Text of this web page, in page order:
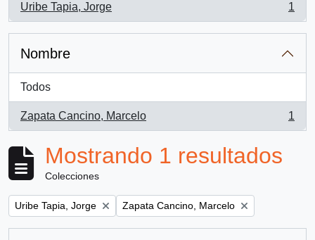
Uribe Tapia, Jorge
, 1 resultados
1
Nombre
Todos
Zapata Cancino, Marcelo
, 1 resultados
1
Mostrando 1 resultados
Colecciones
Remove filter:
Uribe Tapia, Jorge Remove filter:
Zapata Cancino, Marcelo